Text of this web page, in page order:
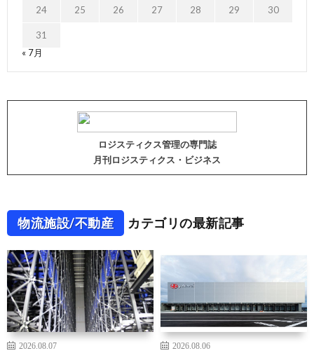
24 25 26 27 28 29 30
31
« 7月
ロジスティクス管理の専門誌
月刊ロジスティクス・ビジネス
物流施設/不動産 カテゴリの最新記事
2026.08.07
2026.08.06